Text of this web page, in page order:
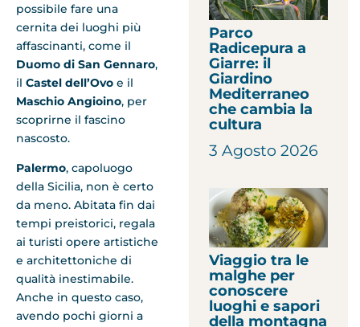
possibile fare una
cernita dei luoghi più
affascinanti, come il
Duomo di San Gennaro,
il Castel dell’Ovo e il
Maschio Angioino, per
scoprirne il fascino
nascosto.
Palermo, capoluogo
della Sicilia, non è certo
da meno. Abitata fin dai
tempi preistorici, regala
ai turisti opere artistiche
e architettoniche di
qualità inestimabile.
Anche in questo caso,
avendo pochi giorni a
Parco
Radicepura a
Giarre: il
Giardino
Mediterraneo
che cambia la
cultura
3 Agosto 2026
Viaggio tra le
malghe per
conoscere
luoghi e sapori
della montagna